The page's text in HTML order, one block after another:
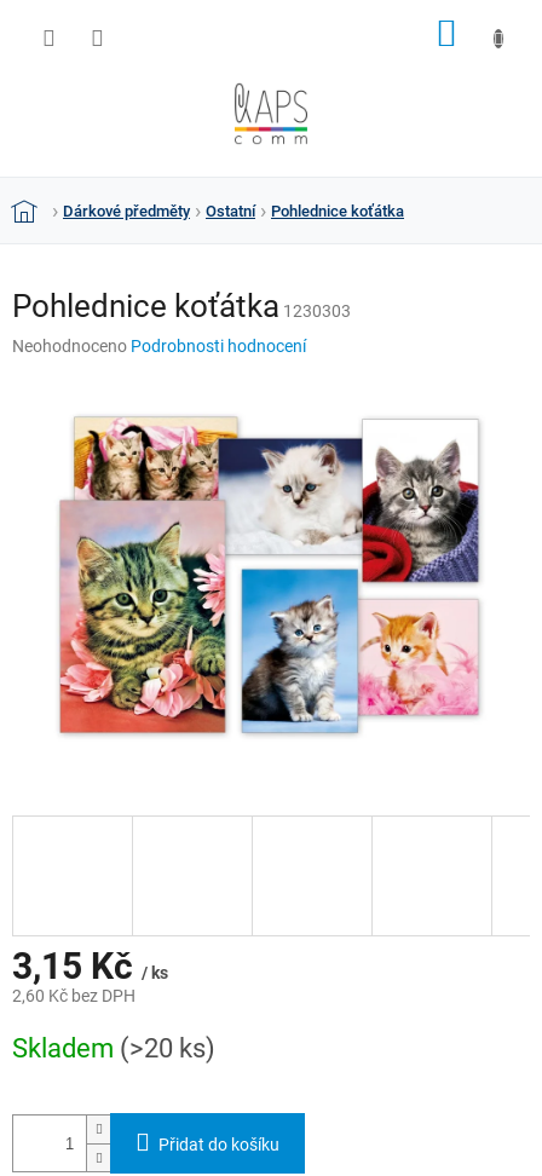
DomůDárkové předměty Ostatní Pohlednice koťátka
Pohlednice koťátka 1230303
Průměrné
hvězdiček.
Neohodnoceno Podrobnosti hodnocení
3,15 Kč / ks
2,60 Kč bez DPH
cena:
Skladem (>20 ks)
Přidat do košíku